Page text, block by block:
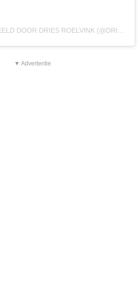
EEN BERICHT GEDEELD DOOR DRIES ROELVINK (@DRIESROELVINK_OFFICIAL)
▼ Advertentie